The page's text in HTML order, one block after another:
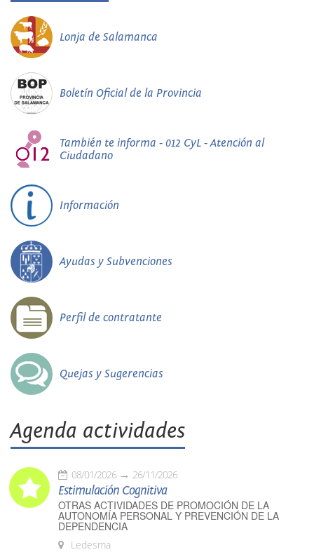
Lonja de Salamanca
Boletín Oficial de la Provincia
También te informa - 012 CyL - Atención al
Ciudadano
Información
Ayudas y Subvenciones
Perfil de contratante
Quejas y Sugerencias
Agenda actividades
08/01/2026 26/11/2026
Estimulación Cognitiva
OTRAS ACTIVIDADES DE PROMOCIÓN DE LA
AUTONOMÍA PERSONAL Y PREVENCIÓN DE LA
DEPENDENCIA
Ledesma